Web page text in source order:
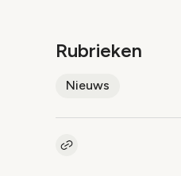
Rubrieken
Nieuws
Kopieer link naar artikel